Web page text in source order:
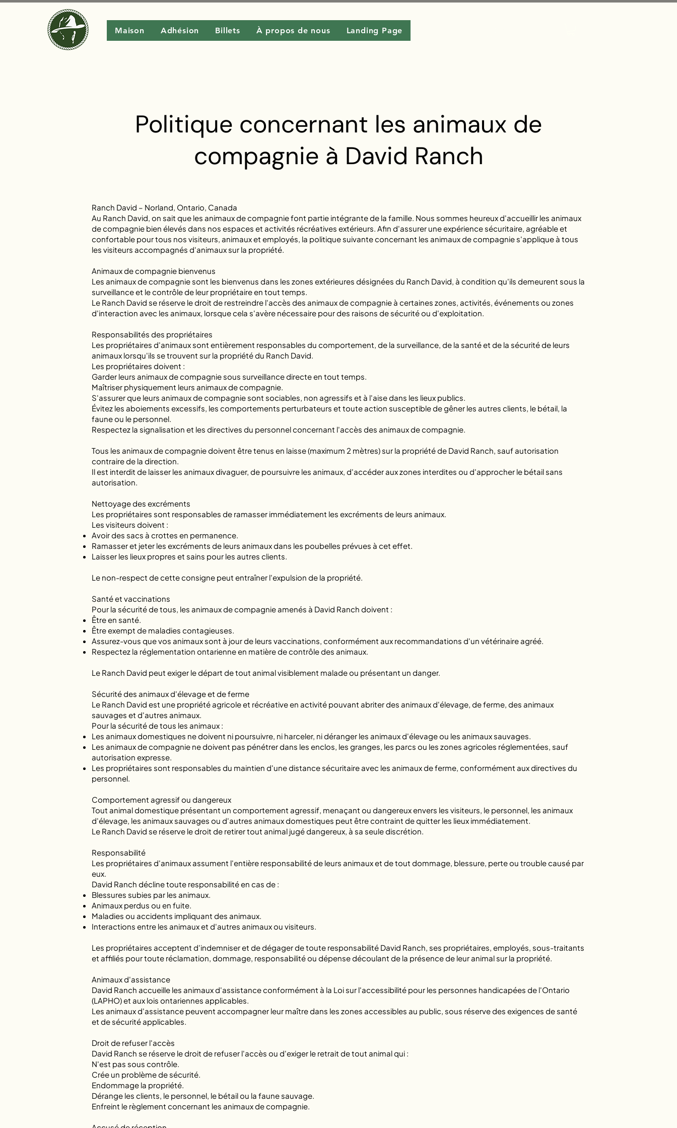
Maison Adhésion Billets À propos de nous Landing Page
Politique concernant les animaux de
compagnie à David Ranch
Ranch David – Norland, Ontario, Canada
Au Ranch David, on sait que les animaux de compagnie font partie intégrante de la famille. Nous sommes heureux d'accueillir les animaux
de compagnie bien élevés dans nos espaces et activités récréatives extérieurs. Afin d'assurer une expérience sécuritaire, agréable et
confortable pour tous nos visiteurs, animaux et employés, la politique suivante concernant les animaux de compagnie s'applique à tous
les visiteurs accompagnés d'animaux sur la propriété.
Animaux de compagnie bienvenus
Les animaux de compagnie sont les bienvenus dans les zones extérieures désignées du Ranch David, à condition qu'ils demeurent sous la
surveillance et le contrôle de leur propriétaire en tout temps.
Le Ranch David se réserve le droit de restreindre l'accès des animaux de compagnie à certaines zones, activités, événements ou zones
d'interaction avec les animaux, lorsque cela s'avère nécessaire pour des raisons de sécurité ou d'exploitation.
Responsabilités des propriétaires
Les propriétaires d'animaux sont entièrement responsables du comportement, de la surveillance, de la santé et de la sécurité de leurs
animaux lorsqu'ils se trouvent sur la propriété du Ranch David.
Les propriétaires doivent :
Garder leurs animaux de compagnie sous surveillance directe en tout temps.
Maîtriser physiquement leurs animaux de compagnie.
S'assurer que leurs animaux de compagnie sont sociables, non agressifs et à l'aise dans les lieux publics.
Évitez les aboiements excessifs, les comportements perturbateurs et toute action susceptible de gêner les autres clients, le bétail, la
faune ou le personnel.
Respectez la signalisation et les directives du personnel concernant l'accès des animaux de compagnie.
Tous les animaux de compagnie doivent être tenus en laisse (maximum 2 mètres) sur la propriété de David Ranch, sauf autorisation
contraire de la direction.
Il est interdit de laisser les animaux divaguer, de poursuivre les animaux, d'accéder aux zones interdites ou d'approcher le bétail sans
autorisation.
Nettoyage des excréments
Les propriétaires sont responsables de ramasser immédiatement les excréments de leurs animaux.
Les visiteurs doivent :
Avoir des sacs à crottes en permanence.
Ramasser et jeter les excréments de leurs animaux dans les poubelles prévues à cet effet.
Laisser les lieux propres et sains pour les autres clients.
Le non-respect de cette consigne peut entraîner l'expulsion de la propriété.
Santé et vaccinations
Pour la sécurité de tous, les animaux de compagnie amenés à David Ranch doivent :
Être en santé.
Être exempt de maladies contagieuses.
Assurez-vous que vos animaux sont à jour de leurs vaccinations, conformément aux recommandations d'un vétérinaire agréé.
Respectez la réglementation ontarienne en matière de contrôle des animaux.
Le Ranch David peut exiger le départ de tout animal visiblement malade ou présentant un danger.
Sécurité des animaux d'élevage et de ferme
Le Ranch David est une propriété agricole et récréative en activité pouvant abriter des animaux d'élevage, de ferme, des animaux
sauvages et d'autres animaux.
Pour la sécurité de tous les animaux :
Les animaux domestiques ne doivent ni poursuivre, ni harceler, ni déranger les animaux d'élevage ou les animaux sauvages.
Les animaux de compagnie ne doivent pas pénétrer dans les enclos, les granges, les parcs ou les zones agricoles réglementées, sauf
autorisation expresse.
Les propriétaires sont responsables du maintien d'une distance sécuritaire avec les animaux de ferme, conformément aux directives du
personnel.
Comportement agressif ou dangereux
Tout animal domestique présentant un comportement agressif, menaçant ou dangereux envers les visiteurs, le personnel, les animaux
d'élevage, les animaux sauvages ou d'autres animaux domestiques peut être contraint de quitter les lieux immédiatement.
Le Ranch David se réserve le droit de retirer tout animal jugé dangereux, à sa seule discrétion.
Responsabilité
Les propriétaires d'animaux assument l'entière responsabilité de leurs animaux et de tout dommage, blessure, perte ou trouble causé par
eux.
David Ranch décline toute responsabilité en cas de :
Blessures subies par les animaux.
Animaux perdus ou en fuite.
Maladies ou accidents impliquant des animaux.
Interactions entre les animaux et d'autres animaux ou visiteurs.
Les propriétaires acceptent d'indemniser et de dégager de toute responsabilité David Ranch, ses propriétaires, employés, sous-traitants
et affiliés pour toute réclamation, dommage, responsabilité ou dépense découlant de la présence de leur animal sur la propriété.
Animaux d'assistance
David Ranch accueille les animaux d'assistance conformément à la Loi sur l'accessibilité pour les personnes handicapées de l'Ontario
(LAPHO) et aux lois ontariennes applicables.
Les animaux d'assistance peuvent accompagner leur maître dans les zones accessibles au public, sous réserve des exigences de santé
et de sécurité applicables.
Droit de refuser l'accès
David Ranch se réserve le droit de refuser l'accès ou d'exiger le retrait de tout animal qui :
N'est pas sous contrôle.
Crée un problème de sécurité.
Endommage la propriété.
Dérange les clients, le personnel, le bétail ou la faune sauvage.
Enfreint le règlement concernant les animaux de compagnie.